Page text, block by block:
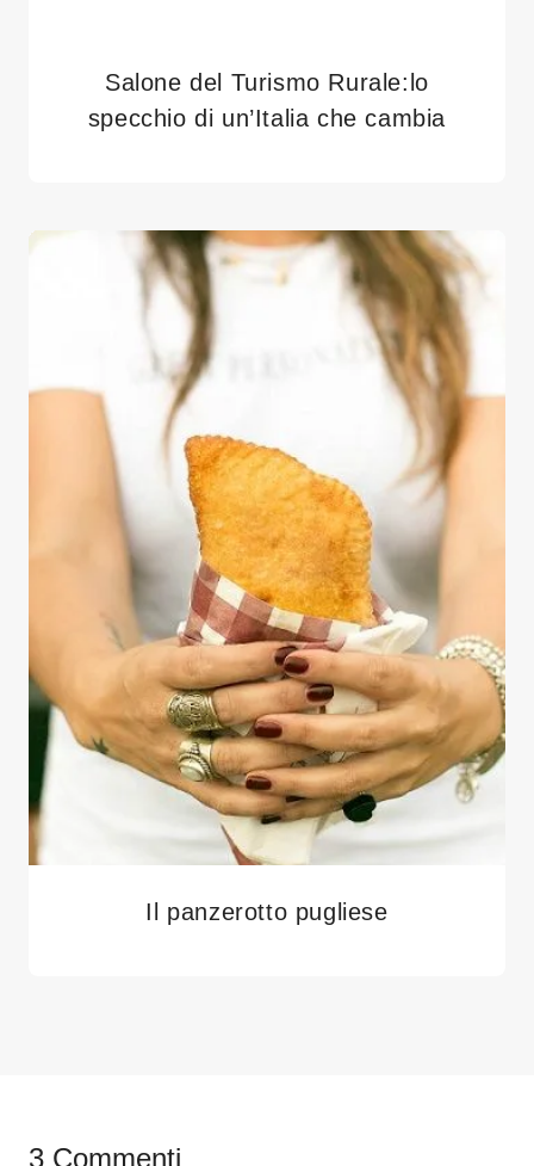
Salone del Turismo Rurale:lo
specchio di un’Italia che cambia
Il panzerotto pugliese
3 Commenti